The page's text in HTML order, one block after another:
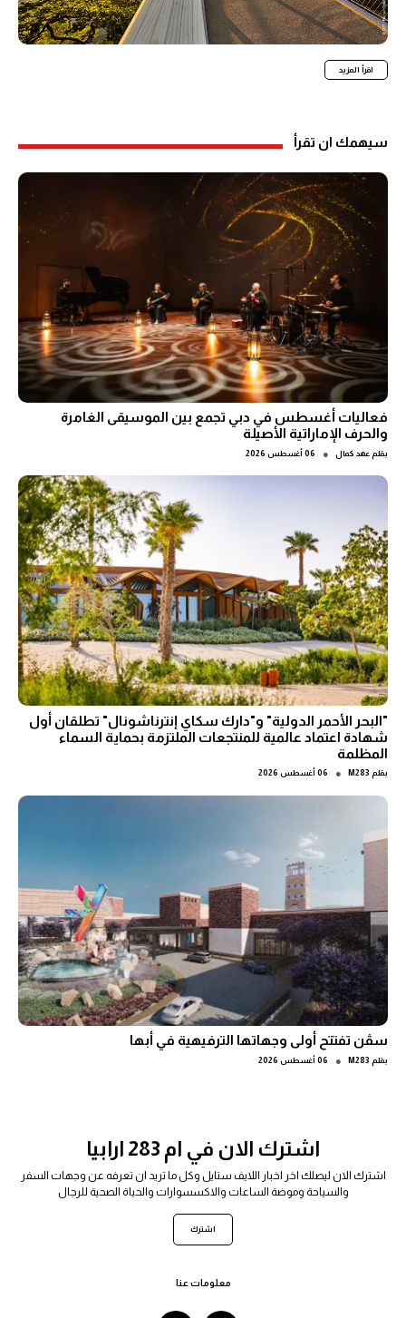
اقرأ المزيد
سيهمك ان تقرأ
فعاليات أغسطس في دبي تجمع بين الموسيقى الغامرة
والحرف الإماراتية الأصيلة
بقلم عهد كمال ● 06 أغسطس 2026
"البحر الأحمر الدولية" و"دارك سكاي إنترناشونال" تطلقان أول
شهادة اعتماد عالمية للمنتجعات الملتزمة بحماية السماء
المظلمة
بقلم M283
● 06 أغسطس 2026
سڤن تفتتح أولى وجهاتها الترفيهية في أبها
بقلم M283
● 06 أغسطس 2026
اشترك الان في ام 283 ارابيا
اشترك الان ليصلك اخر اخبار اللايف ستايل وكل ما تريد ان تعرفه عن وجهات السفر
والسياحة وموضة الساعات والاكسسوارات والحياة الصحية للرجال
اشترك
معلومات عنا